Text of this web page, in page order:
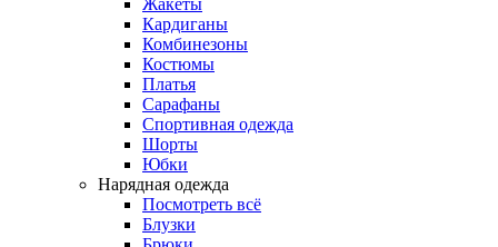
Кардиганы
Комбинезоны
Костюмы
Платья
Сарафаны
Спортивная одежда
Шорты
Юбки
Нарядная одежда
Посмотреть всё
Блузки